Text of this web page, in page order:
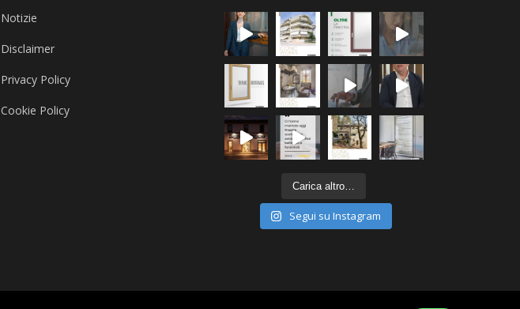
Notizie
Disclaimer
Privacy Policy
Cookie Policy
Carica altro…
Segui su Instagram